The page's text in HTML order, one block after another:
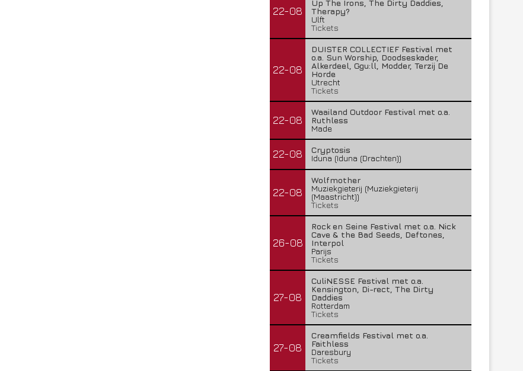
22-08
Up The Irons, The Dirty Daddies,
Therapy?
Ulft
Tickets
22-08
DUISTER COLLECTIEF Festival met
o.a. Sun Worship, Doodseskader,
Alkerdeel, Ggu:ll, Modder, Terzij De
Horde
Utrecht
Tickets
22-08
Waailand Outdoor Festival met o.a.
Ruthless
Made
22-08
Cryptosis
Iduna (Iduna (Drachten))
22-08
Wolfmother
Muziekgieterij (Muziekgieterij
(Maastricht))
Tickets
26-08
Rock en Seine Festival met o.a. Nick
Cave & the Bad Seeds, Deftones,
Interpol
Parijs
Tickets
27-08
CuliNESSE Festival met o.a.
Kensington, Di-rect, The Dirty
Daddies
Rotterdam
Tickets
27-08
Creamfields Festival met o.a.
Faithless
Daresbury
Tickets